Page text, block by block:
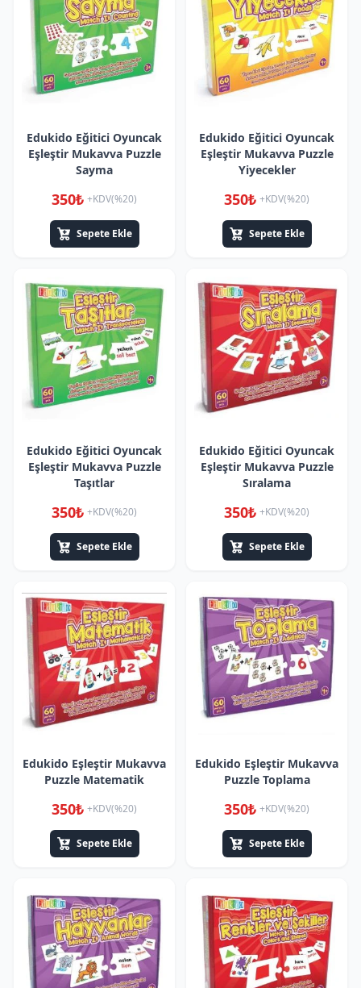
Edukido Eğitici Oyuncak
Eşleştir Mukavva Puzzle
Sayma
350₺ +KDV(%20)
Sepete Ekle
Edukido Eğitici Oyuncak
Eşleştir Mukavva Puzzle
Yiyecekler
350₺ +KDV(%20)
Sepete Ekle
Edukido Eğitici Oyuncak
Eşleştir Mukavva Puzzle
Taşıtlar
350₺ +KDV(%20)
Sepete Ekle
Edukido Eğitici Oyuncak
Eşleştir Mukavva Puzzle
Sıralama
350₺ +KDV(%20)
Sepete Ekle
Edukido Eşleştir Mukavva
Puzzle Matematik
350₺ +KDV(%20)
Sepete Ekle
Edukido Eşleştir Mukavva
Puzzle Toplama
350₺ +KDV(%20)
Sepete Ekle